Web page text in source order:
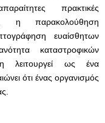
πρακτικές
η παρακολούθηση
ευαίσθητων
καταστροφικών
λειτουργεί ως ένα
ότι ένας οργανισμός